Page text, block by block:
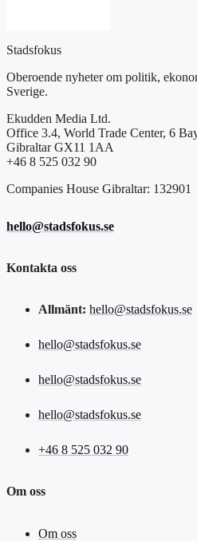
Stadsfokus
Oberoende nyheter om politik,
Sverige.
Ekudden Media Ltd.
Office 3.4, World Trade Center, 6
Gibraltar GX11 1AA
+46 8 525 032 90
Companies House Gibraltar: 132901
hello@stadsfokus.se
Kontakta oss
Allmänt: hello@stadsfokus.se
hello@stadsfokus.se
hello@stadsfokus.se
hello@stadsfokus.se
+46 8 525 032 90
Om oss
Om oss